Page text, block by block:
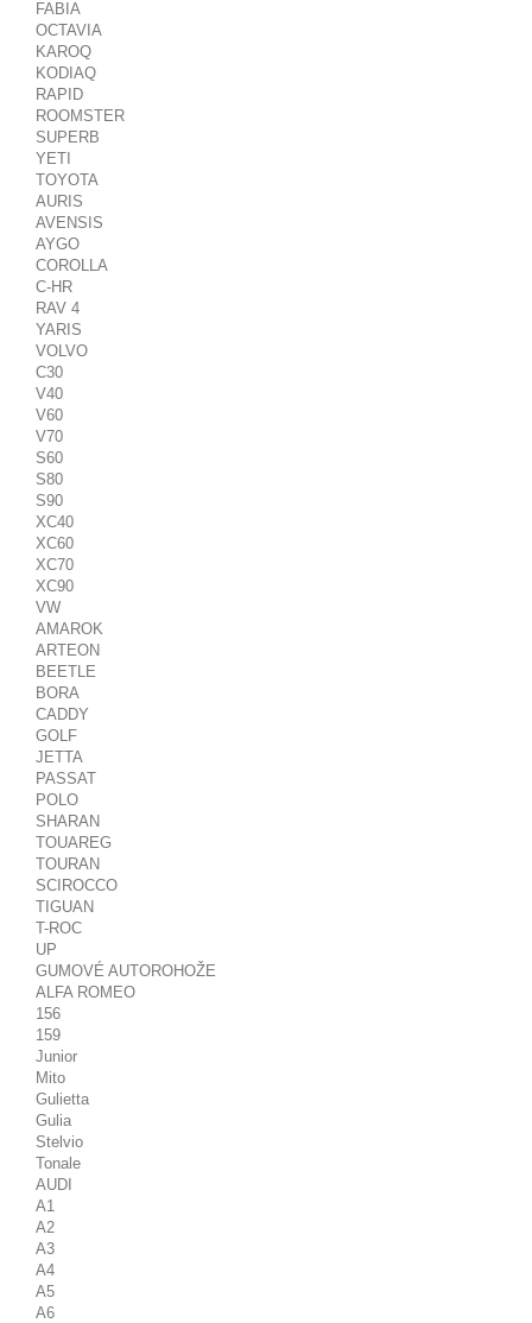
FABIA
OCTAVIA
KAROQ
KODIAQ
RAPID
ROOMSTER
SUPERB
YETI
TOYOTA
AURIS
AVENSIS
AYGO
COROLLA
C-HR
RAV 4
YARIS
VOLVO
C30
V40
V60
V70
S60
S80
S90
XC40
XC60
XC70
XC90
VW
AMAROK
ARTEON
BEETLE
BORA
CADDY
GOLF
JETTA
PASSAT
POLO
SHARAN
TOUAREG
TOURAN
SCIROCCO
TIGUAN
T-ROC
UP
GUMOVÉ AUTOROHOŽE
ALFA ROMEO
156
159
Junior
Mito
Gulietta
Gulia
Stelvio
Tonale
AUDI
A1
A2
A3
A4
A5
A6